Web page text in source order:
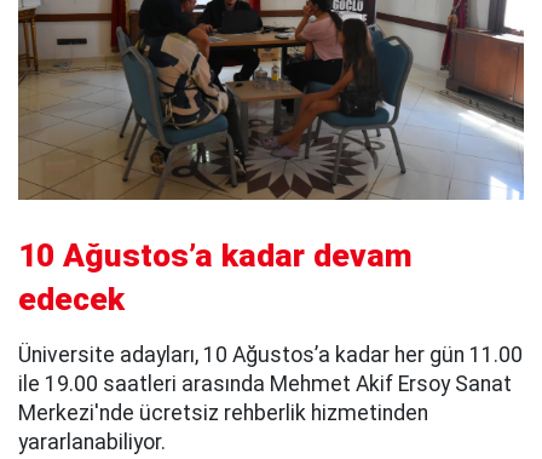
10 Ağustos’a kadar devam
edecek
Üniversite adayları, 10 Ağustos’a kadar her gün 11.00
ile 19.00 saatleri arasında Mehmet Akif Ersoy Sanat
Merkezi'nde ücretsiz rehberlik hizmetinden
yararlanabiliyor.